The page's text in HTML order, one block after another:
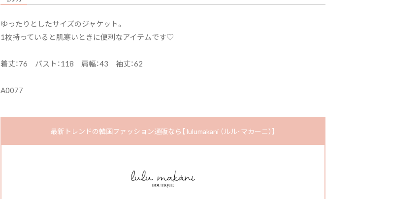
ゆったりとしたサイズのジャケット。
1枚持っていると肌寒いときに便利なアイテムです♡
着丈：76 バスト：118 肩幅：43 袖丈：62
A0077
最新トレンドの韓国ファッション通販なら【 lulumakani （ルル･マカーニ）】